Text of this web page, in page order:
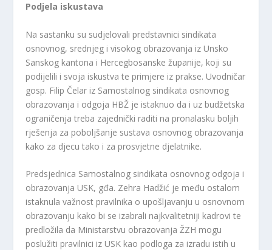
Podjela iskustava
Na sastanku su sudjelovali predstavnici sindikata
osnovnog, srednjeg i visokog obrazovanja iz Unsko
Sanskog kantona i Hercegbosanske županije, koji su
podijelili i svoja iskustva te primjere iz prakse. Uvodničar
gosp. Filip Čelar iz Samostalnog sindikata osnovnog
obrazovanja i odgoja HBŽ je istaknuo da i uz budžetska
ograničenja treba zajednički raditi na pronalasku boljih
rješenja za poboljšanje sustava osnovnog obrazovanja
kako za djecu tako i za prosvjetne djelatnike.
Predsjednica Samostalnog sindikata osnovnog odgoja i
obrazovanja USK, gđa. Zehra Hadžić je među ostalom
istaknula važnost pravilnika o upošljavanju u osnovnom
obrazovanju kako bi se izabrali najkvalitetniji kadrovi te
predložila da Ministarstvu obrazovanja ŽZH mogu
poslužiti pravilnici iz USK kao podloga za izradu istih u